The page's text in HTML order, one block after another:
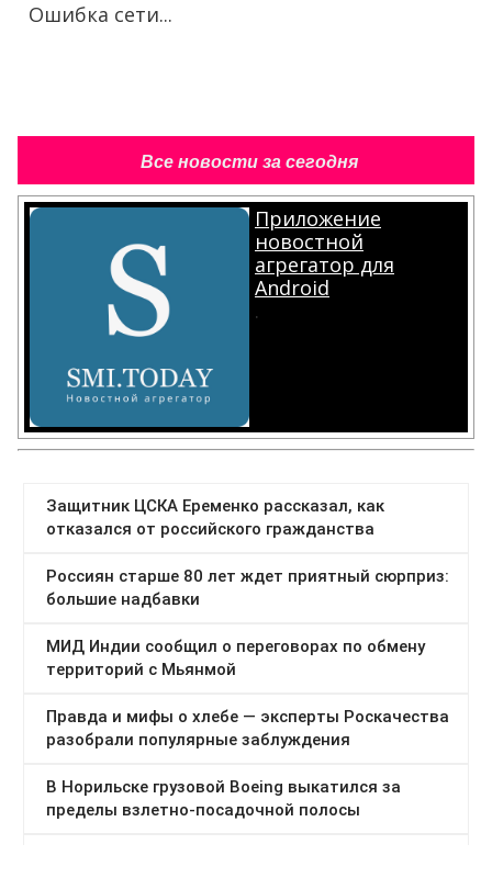
Ошибка сети...
Все новости за сегодня
Приложение
новостной
агрегатор для
Android
.